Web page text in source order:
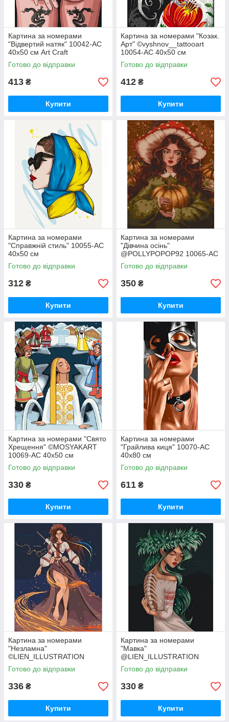
Картина за номерами
"Відвертий натяк" 10042-AC
40х50 см Art Craft
Готово до відправки
413 ₴
Купити
Картина за номерами "Козак.
Арт" ©vyshnov__tattooart
10054-AC 40х50 см
Готово до відправки
412 ₴
Купити
Картина за номерами
"Справжній стиль" 10055-AC
40х50 см
Готово до відправки
312 ₴
Купити
Картина за номерами
"Дівчина осінь"
@POLLYPOPOP92 10065-AC
40x50 см
Готово до відправки
350 ₴
Купити
Картина за номерами "Свято
Хрещення" ©MOSYAKART
10069-AC 40x50 см
Готово до відправки
330 ₴
Купити
Картина за номерами
"Грайлива киця" 10070-AC
40x80 см
Готово до відправки
611 ₴
Купити
Картина за номерами
"Незламна"
©LIEN_ILLUSTRATION
10076-AC 40х50 см
Готово до відправки
336 ₴
Купити
Картина за номерами
"Мавка"
@LIEN_ILLUSTRATION
10077-AC 40х50 см
Готово до відправки
330 ₴
Купити